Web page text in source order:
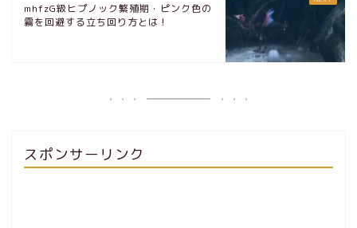
mhfzG級ヒプノック繁殖期・ピンク色の
霧を回避する立ち回り方とは！
スポンサーリンク